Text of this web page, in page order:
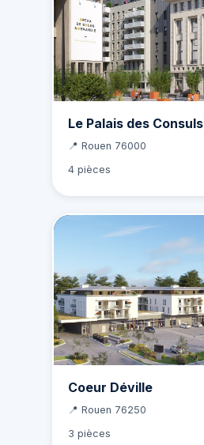
Le Palais des Consuls
📍 Rouen 76000
4 pièces
Coeur Déville
📍 Rouen 76250
3 pièces